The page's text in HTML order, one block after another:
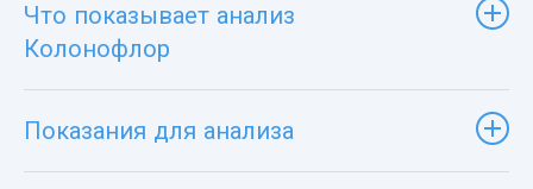
Что показывает анализ
Колонофлор
Показания для анализа